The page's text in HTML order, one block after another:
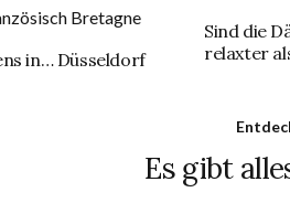
in… Düsseldorf
Sind die
relaxter
Es gibt